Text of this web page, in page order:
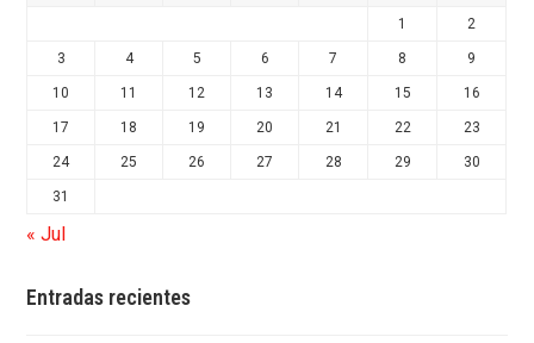
1 2
3 4 5 6 7 8 9
10 11 12 13 14 15 16
17 18 19 20 21 22 23
24 25 26 27 28 29 30
31
« Jul
Entradas recientes